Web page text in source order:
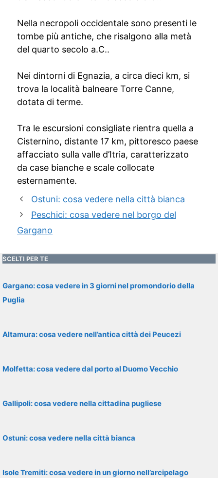
Nella necropoli occidentale sono presenti le
tombe più antiche, che risalgono alla metà
del quarto secolo a.C..
Nei dintorni di Egnazia, a circa dieci km, si
trova la località balneare Torre Canne,
dotata di terme.
Tra le escursioni consigliate rientra quella a
Cisternino, distante 17 km, pittoresco paese
affacciato sulla valle d’Itria, caratterizzato
da case bianche e scale collocate
esternamente.
Ostuni: cosa vedere nella città bianca
Peschici: cosa vedere nel borgo del
Gargano
SCELTI PER TE
Gargano: cosa vedere in 3 giorni nel promondorio della
Puglia
Altamura: cosa vedere nell’antica città dei Peucezi
Molfetta: cosa vedere dal porto al Duomo Vecchio
Gallipoli: cosa vedere nella cittadina pugliese
Ostuni: cosa vedere nella città bianca
Isole Tremiti: cosa vedere in un giorno nell’arcipelago